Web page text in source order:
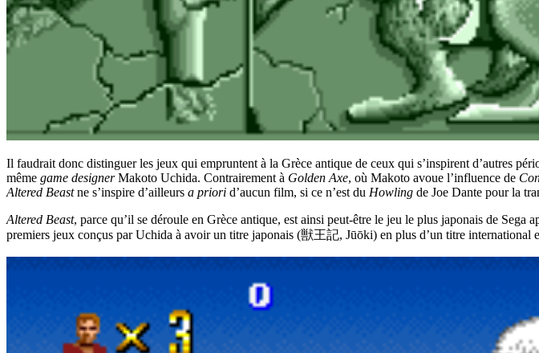
Il faudrait donc distinguer les jeux qui empruntent à la Grèce antique de ceux qui s’inspirent d’autres
même game designerMakoto Uchida. Contrairement à Golden Axe, où Makoto avoue l’influence de
Altered Beastne s’inspire d’ailleurs a priori d’aucun film, si ce n’est du Howling de Joe Dante pour la
Altered Beast, parce qu’il se déroule en Grèce antique, est ainsi peut-être le jeu le plus japonais de Sega
premiers jeux conçus par Uchida à avoir un titre japonais (獣王記, Jūōki) en plus d’un titre international